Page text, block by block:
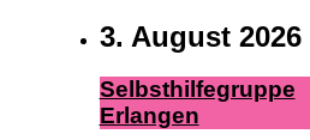
3. August 2026
Selbst­hil­fe­grup­pe
Er­lan­gen